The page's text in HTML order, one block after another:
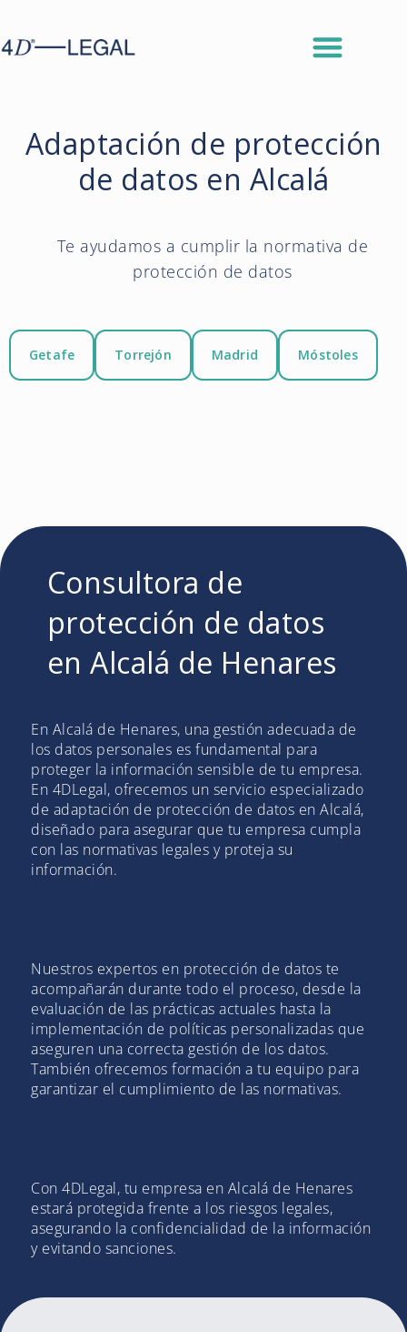
Adaptación de protección
de datos en Alcalá
Te ayudamos a cumplir la normativa de
protección de datos
Getafe Torrejón Madrid Móstoles
Consultora de
protección de datos
en Alcalá de Henares
En Alcalá de Henares, una gestión adecuada de
los datos personales es fundamental para
proteger la información sensible de tu empresa.
En 4DLegal, ofrecemos un servicio especializado
de adaptación de protección de datos en Alcalá,
diseñado para asegurar que tu empresa cumpla
con las normativas legales y proteja su
información.
Nuestros expertos en protección de datos te
acompañarán durante todo el proceso, desde la
evaluación de las prácticas actuales hasta la
implementación de políticas personalizadas que
aseguren una correcta gestión de los datos.
También ofrecemos formación a tu equipo para
garantizar el cumplimiento de las normativas.
Con 4DLegal, tu empresa en Alcalá de Henares
estará protegida frente a los riesgos legales,
asegurando la confidencialidad de la información
y evitando sanciones.